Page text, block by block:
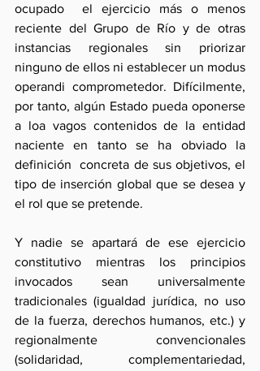
ocupado  el ejercicio más o menos
reciente del Grupo de Río y de otras
instancias regionales sin priorizar
ninguno de ellos ni establecer un modus
operandi comprometedor. Difícilmente,
por tanto, algún Estado pueda oponerse
a loa vagos contenidos de la entidad
naciente en tanto se ha obviado la
definición  concreta de sus objetivos, el
tipo de inserción global que se desea y
el rol que se pretende.
Y nadie se apartará de ese ejercicio
constitutivo mientras los principios
invocados sean universalmente
tradicionales (igualdad jurídica, no uso
de la fuerza, derechos humanos, etc.) y
regionalmente convencionales
(solidaridad, complementariedad,